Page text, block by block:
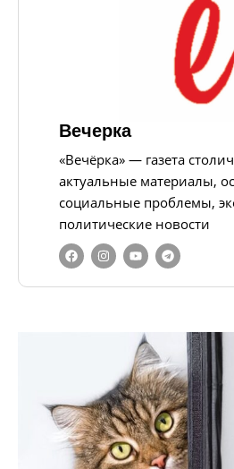
Вечерка
«Вечёрка» — газета
актуальные материалы,
социальные проблемы,
политические новости